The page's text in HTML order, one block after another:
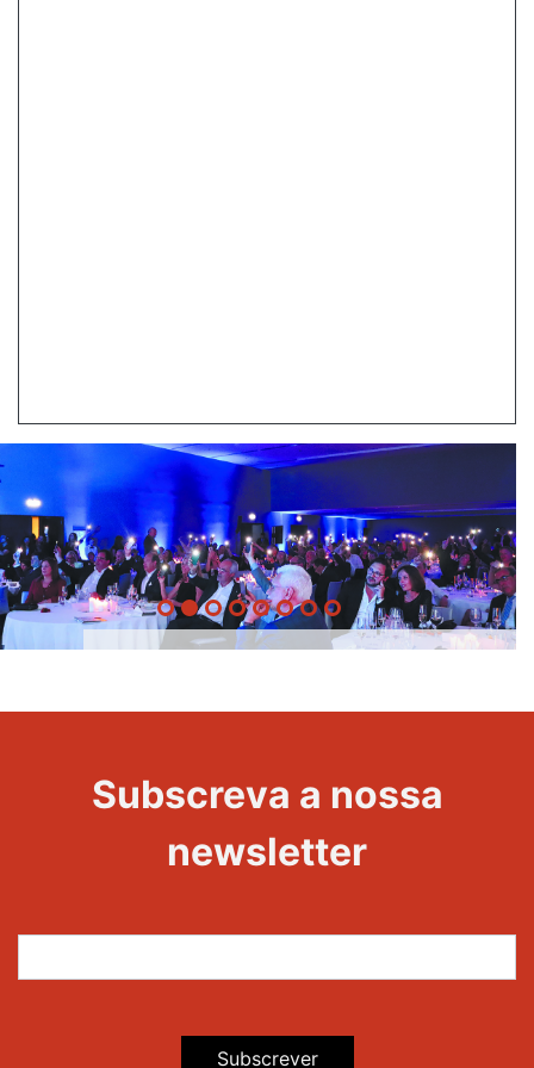
Evento
Maravilhas
Subscreva a nossa
newsletter
Subscrever